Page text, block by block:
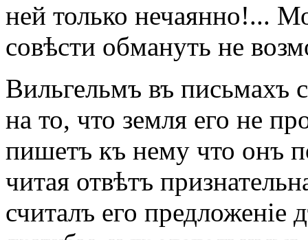
ней только нечаянно!...
совѣсти обмануть не
Вильгельмъ въ письмахъ
на то, что земля его не
пишетъ къ нему что онъ
читая отвѣтъ
считалъ его предложеніе